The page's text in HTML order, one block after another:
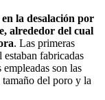
la desalación por
alrededor del cual
. Las primeras
fabricadas
son las
del poro y la